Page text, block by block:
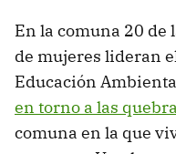
En la comuna 20
de mujeres lideran
Educación
en torno a las
comuna en la que